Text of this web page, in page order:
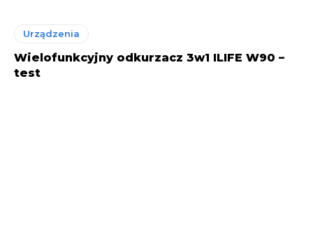
Urządzenia
Wielofunkcyjny odkurzacz 3w1 ILIFE W90 –
test